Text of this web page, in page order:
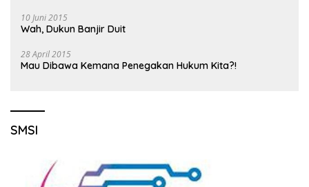
10 Juni 2015
Wah, Dukun Banjir Duit
28 April 2015
Mau Dibawa Kemana Penegakan Hukum Kita?!
SMSI